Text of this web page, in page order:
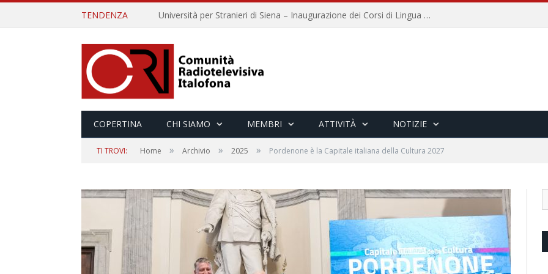
TENDENZA Università per Stranieri di Siena – Inaugurazione dei Corsi di Lingua e Cultura Italiana, 109a annata
COPERTINA CHI SIAMO MEMBRI ATTIVITÀ NOTIZIE
TI TROVI: Home » Archivio » 2025 » Pordenone è la Capitale italiana della Cultura 2027